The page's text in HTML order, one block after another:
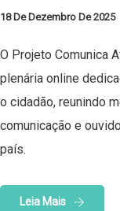
18 De Dezembro De 2025
O Projeto Comunica
plenária online
o cidadão, reunindo
comunicação e
país.
Leia Mais